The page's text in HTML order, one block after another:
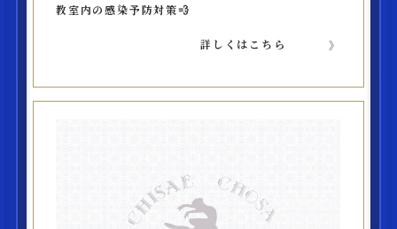
教室内の感染予防対策💨
詳しくはこちら